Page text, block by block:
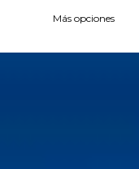
Más opciones